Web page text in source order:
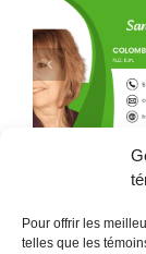
Pour offrir les
telles que les
fait